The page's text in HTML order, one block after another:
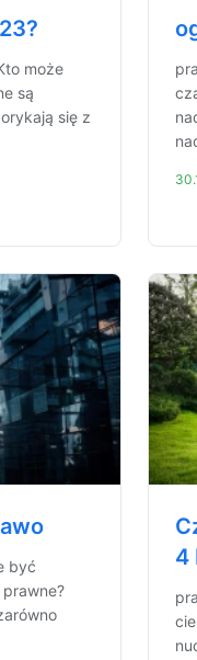
może
są
się z
być
4